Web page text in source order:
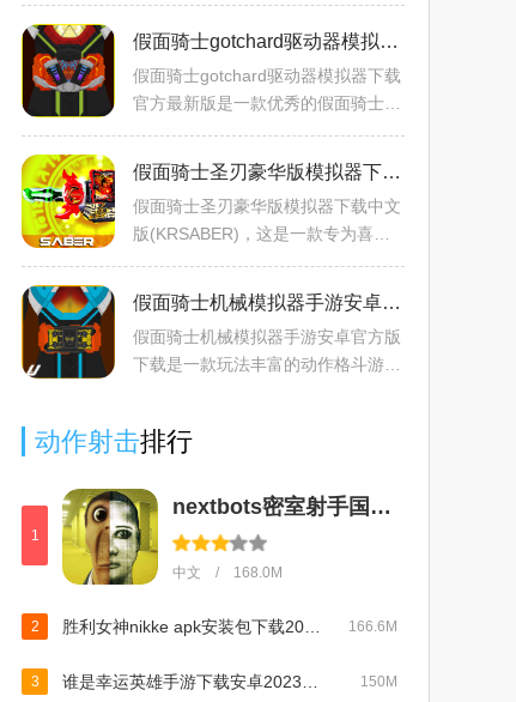
戏，玩家在游戏中可以体验到真实的
变身体验，它高度还原了假
假面骑士gotchard驱动器模拟器下载官方最新版v1.7.31免费版
假面骑士gotchard驱动器模拟器下载
官方最新版是一款优秀的假面骑士游
面骑士哥查德腰带模拟器玩法，选取
不同的卡牌变身，体验炫
假面骑士圣刃豪华版模拟器下载中文版(KR SABER)v1.3官方安卓版
假面骑士圣刃豪华版模拟器下载中文
版(KRSABER)，这是一款专为喜欢
游戏，玩家在游戏中可以体验到假面
骑士变身的感受，还可以释放
假面骑士机械模拟器手游安卓官方版下载v1.0.1免费版
假面骑士机械模拟器手游安卓官方版
下载是一款玩法丰富的动作格斗游
去对抗各种敌人或者是怪兽
动作射击排行
1
nextbots密室射手国际服下载最新版2025v4.1最新版
中文 / 168.0M
2 166.6M
3 150M